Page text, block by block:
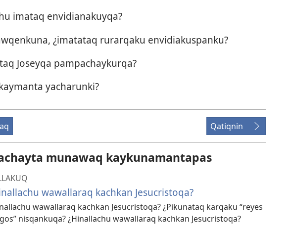
imataq envidianakuyqa?
¿imatataq rurarqaku envidiakuspanku?
Joseyqa pampachaykurqa?
yacharunki?
Qatiqnin
munawaq kaykunamantapas
wawallaraq kachkan Jesucristoqa?
wawallaraq kachkan Jesucristoqa? ¿Pikunataq karqaku “reyes
nisqankuqa? ¿Hinallachu wawallaraq kachkan Jesucristoqa?